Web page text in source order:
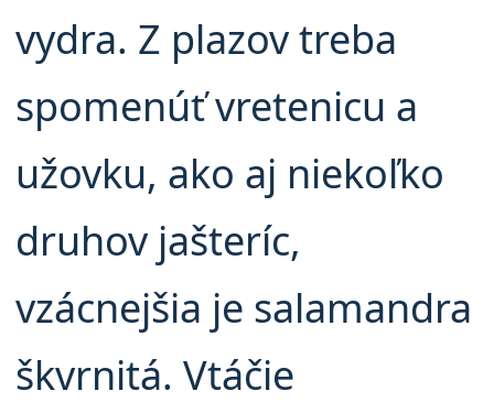
vydra. Z plazov treba
spomenúť vretenicu a
užovku, ako aj niekoľko
druhov jašteríc,
vzácnejšia je salamandra
škvrnitá. Vtáčie